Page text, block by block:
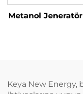
Metanol
Keya New